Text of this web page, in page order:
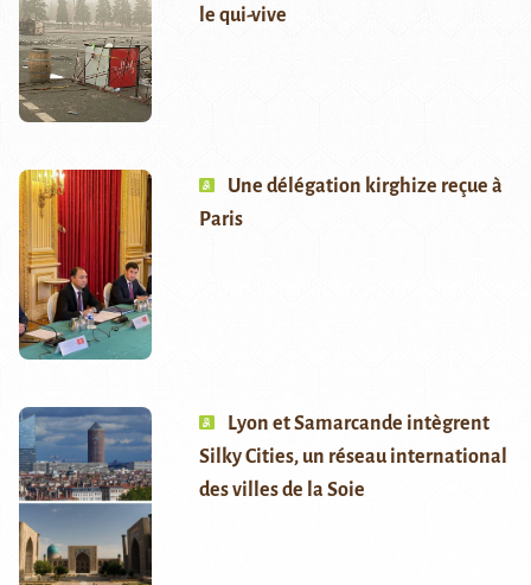
le qui-vive
Une délégation kirghize reçue à
Paris
Lyon et Samarcande intègrent
Silky Cities, un réseau international
des villes de la Soie